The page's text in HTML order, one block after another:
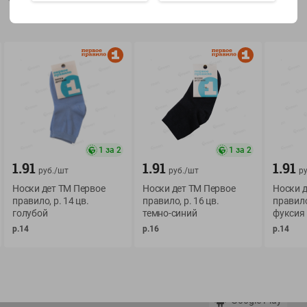
О сервисе
Условия доставки
Возврат товара
Оформление заказа
История покупок
Обратная связь
Приложение Green c
Google Play
1 за 2
1.91 руб./шт
Носки дет ТМ Первое
правило, р. 14 цв.
голубой
р.14
1 за 2
1.91 руб./шт
Носки дет ТМ Первое
правило, р. 16 цв.
темно-синий
р.16
1.91
Носки
фуксия
р.14